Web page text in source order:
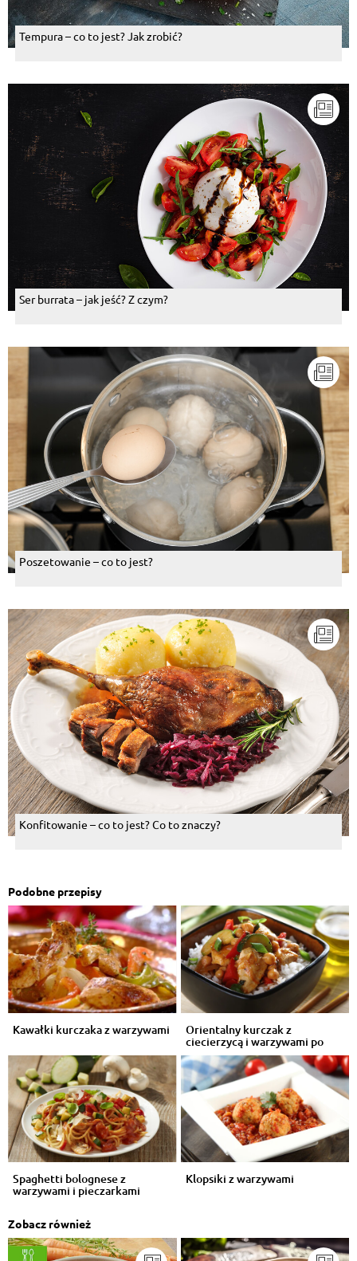
Tempura – co to jest? Jak zrobić?
Ser burrata – jak jeść? Z czym?
Poszetowanie – co to jest?
Konfitowanie – co to jest? Co to znaczy?
Podobne przepisy
Kawałki kurczaka z warzywami Orientalny kurczak z
ciecierzycą i warzywami po
indyjsku
Spaghetti bolognese z
warzywami i pieczarkami
Klopsiki z warzywami
Zobacz również